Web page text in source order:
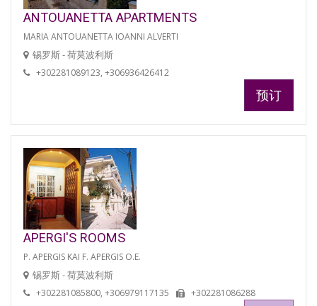
ANTOUANETTA APARTMENTS
MARIA ANTOUANETTA IOANNI ALVERTI
锡罗斯 - 荷莫波利斯
+302281089123, +306936426412
预订
APERGI'S ROOMS
P. APERGIS KAI F. APERGIS O.E.
锡罗斯 - 荷莫波利斯
+302281085800, +306979117135 +302281086288